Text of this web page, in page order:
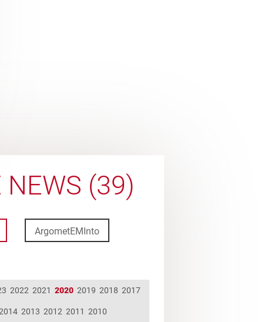
NEWS (39)
ArgometEMInto
2022 2021 2020 2019 2018 2017
2013 2012 2011 2010